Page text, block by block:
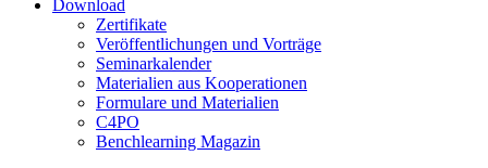
Download
Zertifikate
Veröffentlichungen und Vorträge
Seminarkalender
Materialien aus Kooperationen
Formulare und Materialien
C4PO
Benchlearning Magazin